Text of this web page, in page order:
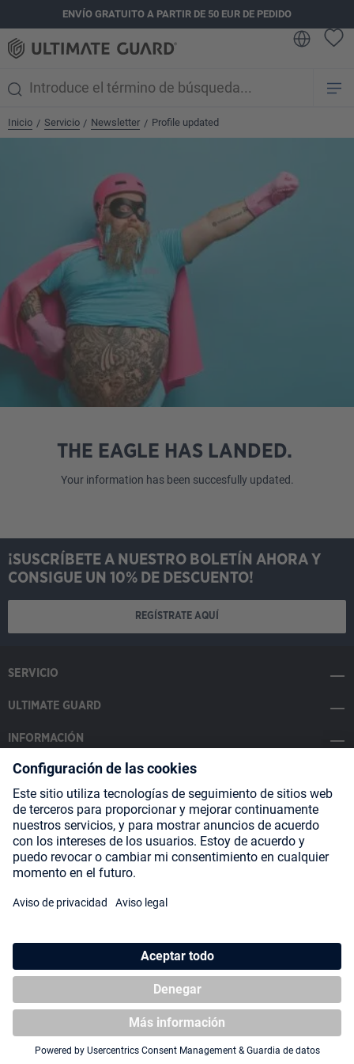
principalENVÍO GRATUITO A PARTIR DE 50 EUR DE PEDIDO
Inicio / Servicio / Newsletter / Profile updated
THE EAGLE HAS LANDED.
Your information has been succesfully updated.
¡SUSCRÍBETE A NUESTRO BOLETÍN AHORA Y
CONSIGUE UN 10% DE DESCUENTO!
REGÍSTRATE AQUÍ
SERVICIO
ULTIMATE GUARD
INFORMACIÓN
SOCIAL MEDIA
Payment Methods
Shipping
Blog
gastos de envío, si no se indica lo contrario.